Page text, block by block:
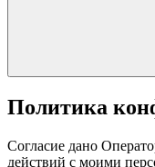
Политика
Согласие дано
действий с моими